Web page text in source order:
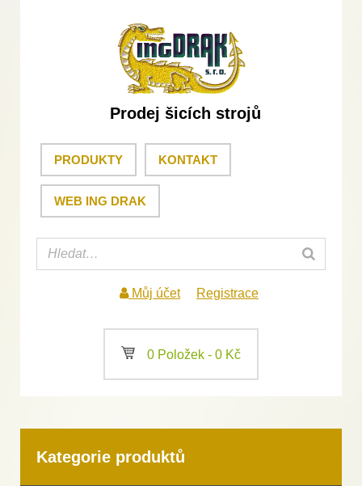
Prodej šicích strojů
PRODUKTY KONTAKT
WEB ING DRAK
Můj účet Registrace
a 0 Položek - 0 Kč
Kategorie produktů